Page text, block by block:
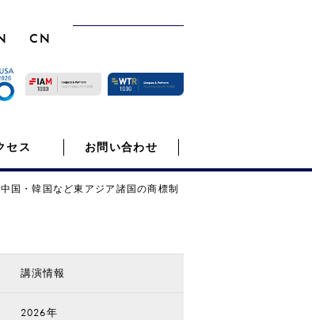
CN
セス お問い合わせ
国・韓国など東アジア諸国の商標制
講演情報
2026年